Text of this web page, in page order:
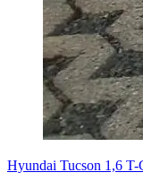
Hyundai Tucson 1,6